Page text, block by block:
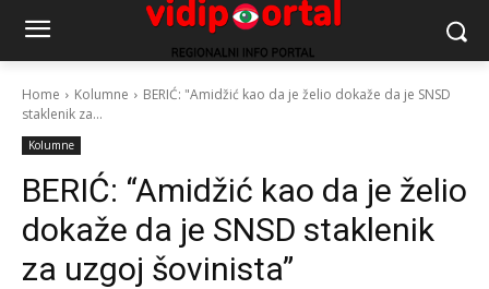
Home Kolumne
BERIĆ: "Amidžić kao da je želio dokaže da je SNSD
staklenik za...
Kolumne
BERIĆ: “Amidžić kao da je želio
dokaže da je SNSD staklenik
za uzgoj šovinista”